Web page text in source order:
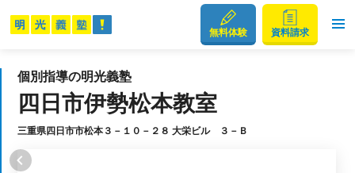
無料体験 資料請求
個別指導の明光義塾
四日市伊勢松本教室
三重県四日市市松本３－１０－２８ 大栄ビル ３－Ｂ